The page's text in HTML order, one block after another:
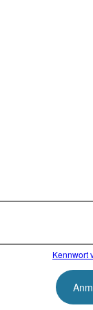
Kennwort